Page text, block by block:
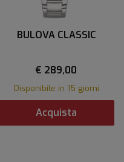
BULOVA CLASSIC
€ 289,00
Disponibile in 15 giorni
Acquista